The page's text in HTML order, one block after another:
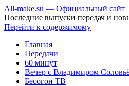
All-make.su — Официальный сайт
Последние выпуски передач и
Перейти к содержимому
Главная
Передачи
60 минут
Вечер с Владимиром
Бесогон ТВ